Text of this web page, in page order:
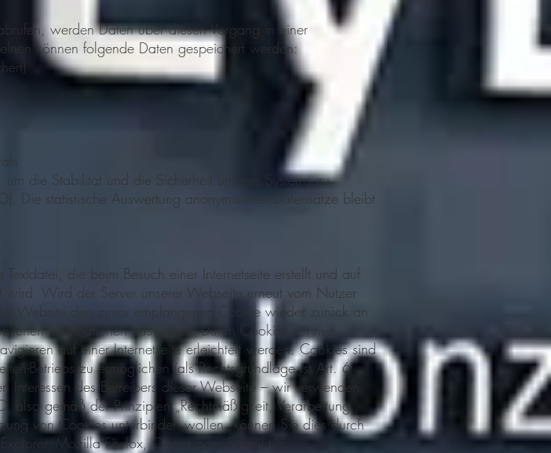
werden Daten über diesen Vorgang in einer
können folgende Daten gespeichert werden:
um die Stabilität und die Sicherheit unseres Systems zu
Die statistische Auswertung anonymisierter Datensätze bleibt
die beim Besuch einer Internetseite erstellt und auf
Wird der Server unserer Webseite erneut vom Nutzer
Website den zuvor empfangenen Cookie wieder zurück an
Informationen auswerten. Durch Cookies können
auf einer Internetseite erleichtert werden. Cookies sind
Betriebs zu ermöglichen (als Rechtsgrundlage ist Art. 6
des Betreibers dieser Webseite – wir verwenden
gemäß der Prinzipien „Rechtmäßigkeit, Verarbeitung
von Cookies unterbinden wollen, können Sie dies durch
Mozilla Firefox, Opera oder Safari) tun.